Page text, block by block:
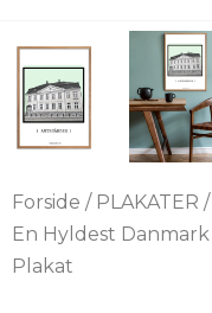
Forside / PLAKATER /
En Hyldest Danmark
Plakat